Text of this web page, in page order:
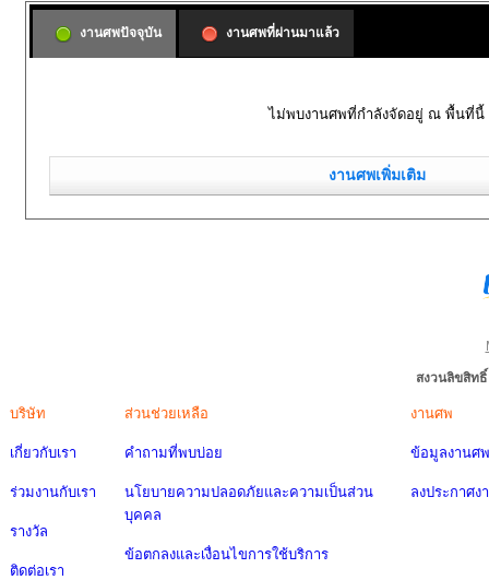
งานศพปัจจุบัน งานศพที่ผ่านมาแล้ว
ไม่พบงานศพที่กำลังจัดอยู่ ณ พื้นที่นี้
งานศพเพิ่มเติม
สงวนลิขสิท
บริษัท
เกี่ยวกับเรา
ร่วมงานกับเรา
รางวัล
ติดต่อเรา
ส่วนช่วยเหลือ
คำถามที่พบบ่อย
นโยบายความปลอดภัยและความเป็นส่วน
บุคคล
ข้อตกลงและเงื่อนไขการใช้บริการ
งานศพ
ข้อมูลงานศพ
ลงประกาศง